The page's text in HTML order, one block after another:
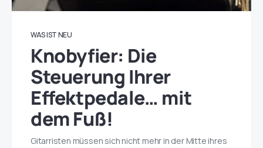
WAS IST NEU
Knobyfier: Die
Steuerung Ihrer
Effektpedale… mit
dem Fuß!
Gitarristen müssen sich nicht mehr in der Mitte ihres